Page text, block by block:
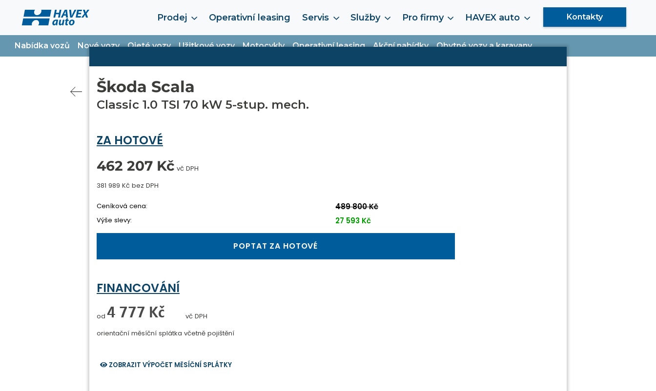
Prodej Operativní leasing Servis Služby Pro firmy HAVEX auto Kontakty
Nabídka vozů Nové vozy Ojeté vozy Užitkové vozy Motocykly Operativní leasing Akční nabídky Obytné vozy a karavany
Škoda Scala
Classic 1.0 TSI 70 kW 5-stup. mech.
ZA HOTOVÉ
462 207 Kč vč DPH
381 989 Kč bez DPH
Ceníková cena: 489 800 Kč
Výše slevy: 27 593 Kč
POPTAT ZA HOTOVÉ
FINANCOVÁNÍ
od0 Kč
vč DPH
orientační měsíční splátka včetně pojištění
ZOBRAZIT VÝPOČET MĚSÍČNÍ SPLÁTKY